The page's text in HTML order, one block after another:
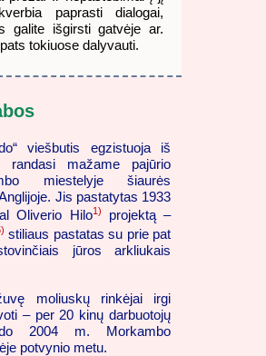
paprasti dialogai,
galite išgirsti gatvėje ar.
tokiuose dalyvauti.
viešbutis egzistuoja iš
mažame pajūrio
miestelyje šiaurės
Jis pastatytas 1933
Oliverio Hilo1)
projektą –
stiliaus pastatas su prie pat
jūros arkliukais
moliuskų rinkėjai irgi
– per 20 kinų darbuotojų
2004 m. Morkambo
potvynio metu.